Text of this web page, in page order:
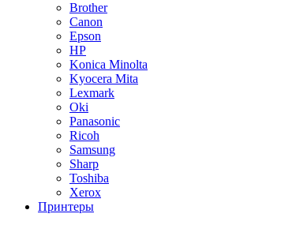
Brother
Canon
Epson
HP
Konica Minolta
Kyocera Mita
Lexmark
Oki
Panasonic
Ricoh
Samsung
Sharp
Toshiba
Xerox
Принтеры